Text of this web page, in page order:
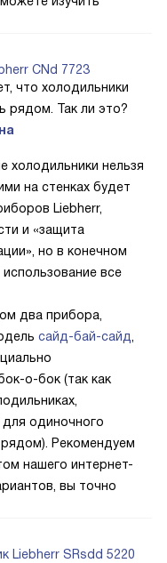
CNd 7723
что холодильники
рядом. Так ли это?
холодильники нельзя
на стенках будет
Liebherr,
и «защита
но в конечном
все
два прибора,
сайд-бай-сайд,
о-бок (так как
одиночного
Рекомендуем
нашего интернет-
вы точно
Liebherr SRsdd 5220